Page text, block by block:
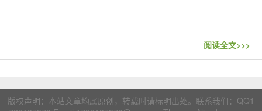
阅读全文>>>
版权声明：本站文章均属原创，转载时请标明出处。联系我们： QQ1